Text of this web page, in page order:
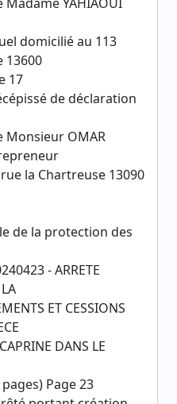
domicilié au 113
13600
17
de déclaration
Monsieur OMAR
la Chartreuse 13090
de la protection des
- ARRETE
ET CESSIONS
DANS LE
pages) Page 23